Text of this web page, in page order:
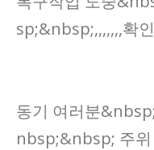
sp;&nbsp;,,,,,,,확
동기 여러분
nbsp;&nbsp; 주